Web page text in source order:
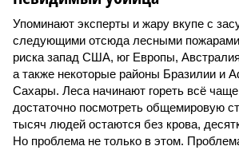
Упоминают эксперты и жару вкупе с
следующими отсюда лесными
риска запад США, юг Европы,
а также некоторые районы Бразилии и
Сахары. Леса начинают гореть всё
достаточно посмотреть общемировую
тысяч людей остаются без крова,
Но проблема не только в этом.